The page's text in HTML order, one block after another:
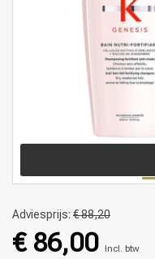
Adviesprijs: € 88,20
€ 86,00 Incl. btw